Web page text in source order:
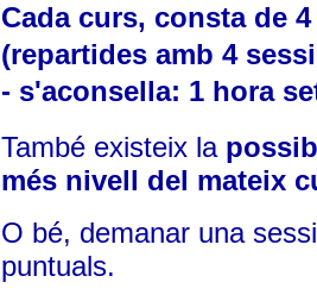
Cada curs, consta de
(repartides amb 4
- s'aconsella: 1 hora
També existeix la
més nivell del mateix
O bé, demanar una
puntuals.